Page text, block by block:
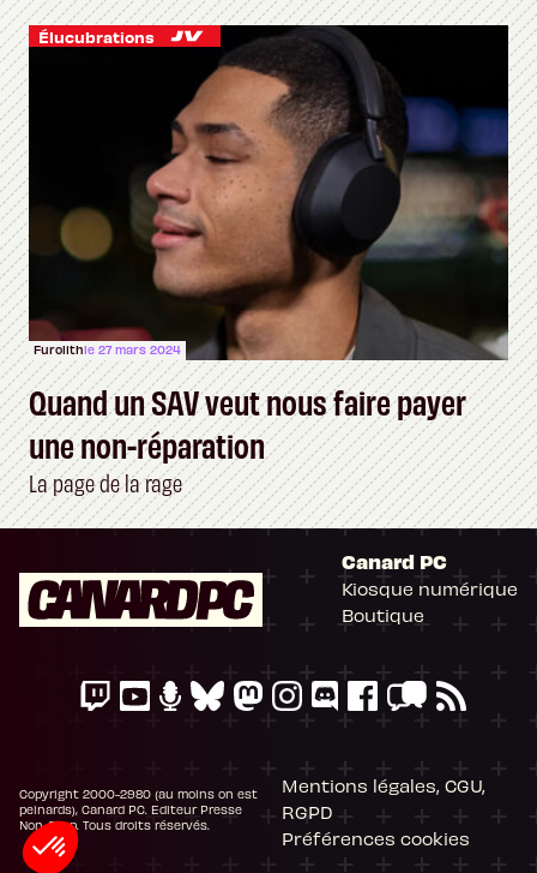
Élucubrations
Furolithle 27 mars 2024
Quand un SAV veut nous faire payer
une non-réparation
La page de la rage
Canard PC
Kiosque numérique
Boutique
Copyright 2000-2980 (au moins on est
peinards), Canard PC. Editeur Presse
Non-Stop. Tous droits réservés.
Mentions légales, CGU,
RGPD
Préférences cookies